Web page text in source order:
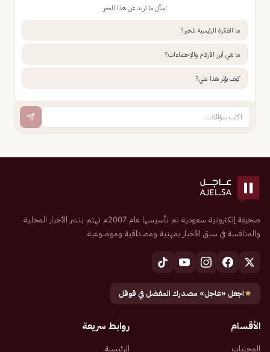
اسأل ما تريد عن هذا الخبر
ما الفكرة الرئيسية للخبر؟
ما هي أبرز الأرقام والإحصاءات؟
كيف يؤثر هذا علي؟
صحيفة إلكترونية سعودية تم تأسيسها عام 2007م تهتم بنشر الأخبار المحلية
والمنافسة في سبق الأخبار بمهنية ومصداقية وموضوعية
★اجعل «عاجل» مصدرك المفضل في قوقل
الأقسام
المحليات
روابط سريعة
الرئيسية